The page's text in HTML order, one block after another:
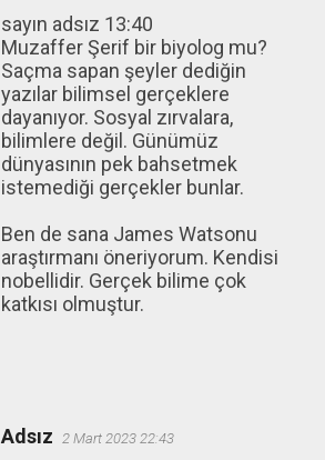
sayın adsız 13:40
Muzaffer Şerif bir biyolog mu?
Saçma sapan şeyler dediğin
yazılar bilimsel gerçeklere
dayanıyor. Sosyal zırvalara,
bilimlere değil. Günümüz
dünyasının pek bahsetmek
istemediği gerçekler bunlar.
Ben de sana James Watsonu
araştırmanı öneriyorum. Kendisi
nobellidir. Gerçek bilime çok
katkısı olmuştur.
Adsız 2 Mart 2023 22:43